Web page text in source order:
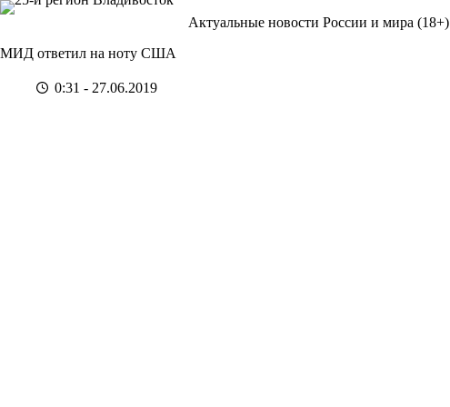
Перейти
Актуальные новости России и мира (18+)
МИД ответил на ноту США
0:31 - 27.06.2019